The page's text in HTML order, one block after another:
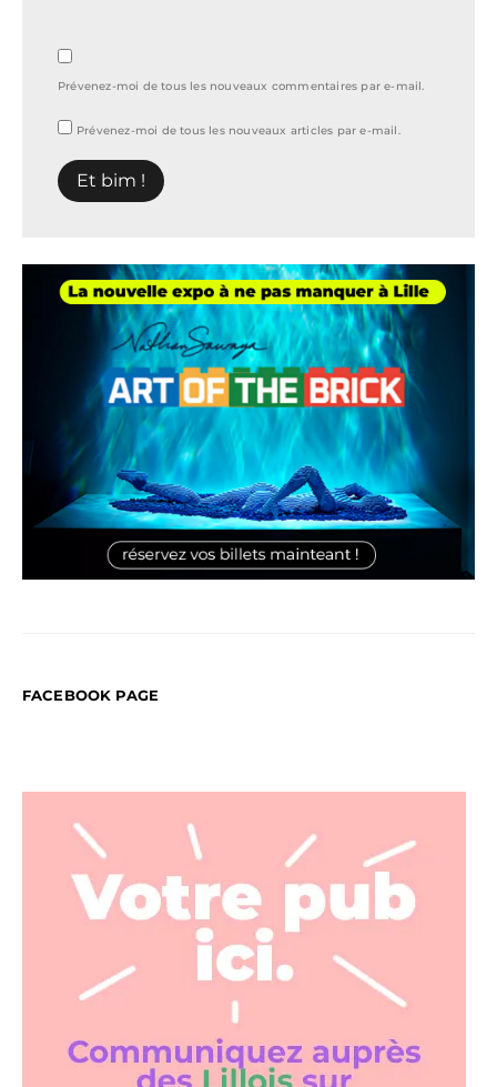
Prévenez-moi de tous les nouveaux commentaires par e-mail.
Prévenez-moi de tous les nouveaux articles par e-mail.
FACEBOOK PAGE